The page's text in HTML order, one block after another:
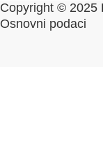
Copyright © 2025
Osnovni podaci